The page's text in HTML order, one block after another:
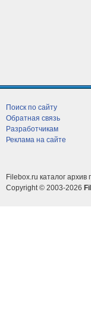
Поиск по сайту
Обратная связь
Разработчикам
Реклама на сайте
Filebox.ru каталог
Copyright © 2003-2026